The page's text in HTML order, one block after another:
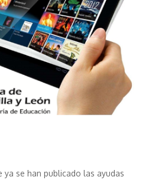
ya se han publicado las ayudas